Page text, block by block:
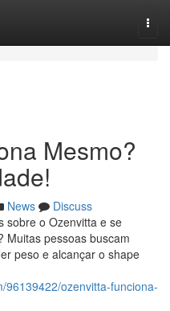
Mesmo?
News
Discuss
sobre o Ozenvitta e se
Muitas pessoas buscam
peso e alcançar o shape
96139422/ozenvitta-funciona-